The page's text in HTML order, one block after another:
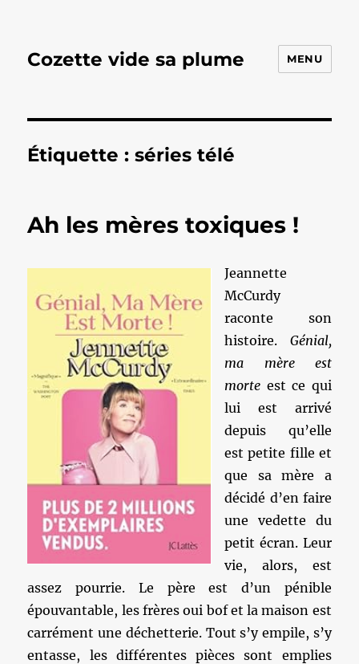
Cozette vide sa plume MENU
Étiquette :séries télé
Ah les mères toxiques !
Jeannette
McCurdy
raconte son
histoire. Génial,
ma mère est
morte est ce qui
lui est arrivé
depuis qu’elle
est petite fille et
que sa mère a
décidé d’en faire
une vedette du
petit écran. Leur
vie, alors, est
assez pourrie. Le père est d’un pénible
épouvantable, les frères oui bof et la maison est
carrément une déchetterie. Tout s’y empile, s’y
entasse, les différentes pièces sont emplies